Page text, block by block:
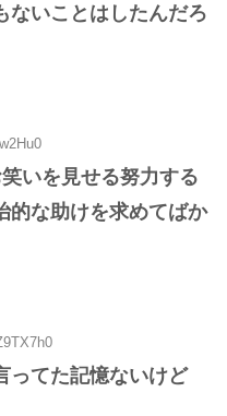
ないことはしたんだろ
いを見せる努力する
的な助けを求めてばか
ってた記憶ないけど